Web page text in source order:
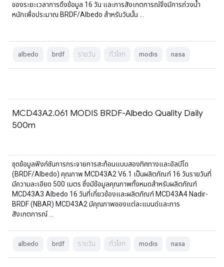
ของระยะเวลาการดึงข้อมูล 16 วัน และการสังเกตการณ์จึงมีการถ่วงน้ำ
หนักเพื่อประมาณ BRDF/Albedo สำหรับวันนั้น …
albedo brdf รายวัน ทั่วโลก modis nasa
MCD43A2.061 MODIS BRDF-Albedo Quality Daily
500m
ชุดข้อมูลฟังก์ชันการกระจายการสะท้อนแบบสองทิศทางและอัลบีโด
(BRDF/Albedo) คุณภาพ MCD43A2 V6.1 เป็นผลิตภัณฑ์ 16 วันรายวันที่
มีความละเอียด 500 เมตร ซึ่งมีข้อมูลคุณภาพทั้งหมดสำหรับผลิตภัณฑ์
MCD43A3 Albedo 16 วันที่เกี่ยวข้องและผลิตภัณฑ์ MCD43A4 Nadir-
BRDF (NBAR) MCD43A2 มีคุณภาพของแต่ละแบนด์และการ
สังเกตการณ์ …
albedo brdf รายวัน ทั่วโลก modis nasa